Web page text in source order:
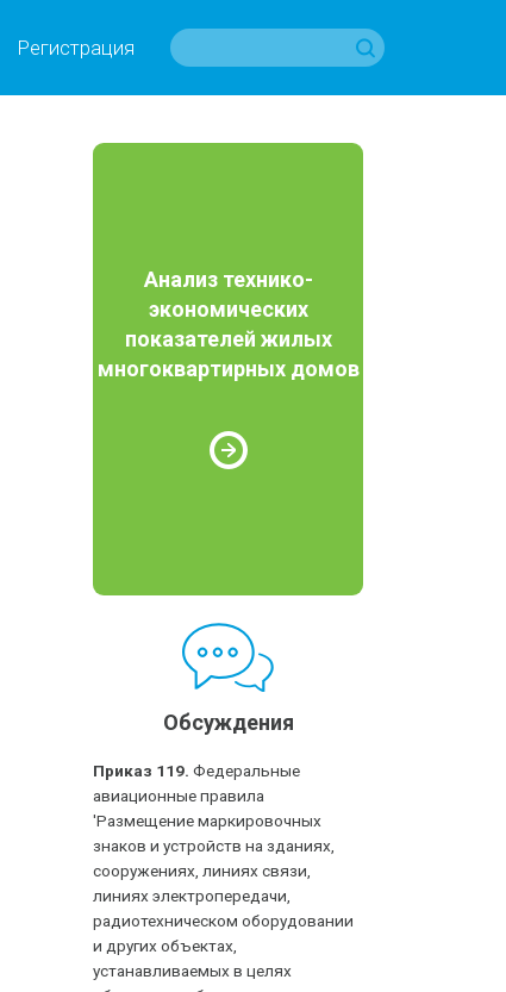
Регистрация
Анализ технико-
экономических
показателей жилых
многоквартирных домов
Обсуждения
Приказ 119. Федеральные
авиационные правила
'Размещение маркировочных
знаков и устройств на зданиях,
сооружениях, линиях связи,
линиях электропередачи,
радиотехническом оборудовании
и других объектах,
устанавливаемых в целях